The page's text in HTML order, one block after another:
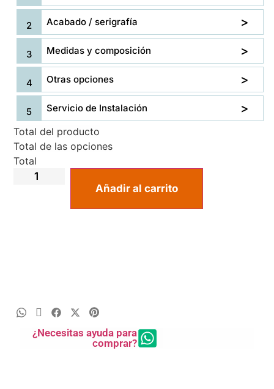
Acabado / serigrafía
Medidas y composición
Otras opciones
Servicio de Instalación
Total del producto
Total de las opciones
Total
Añadir al carrito
¿Necesitas ayuda para
comprar?